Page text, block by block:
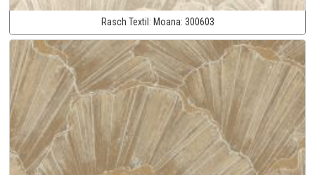
Rasch Textil: Moana: 300603